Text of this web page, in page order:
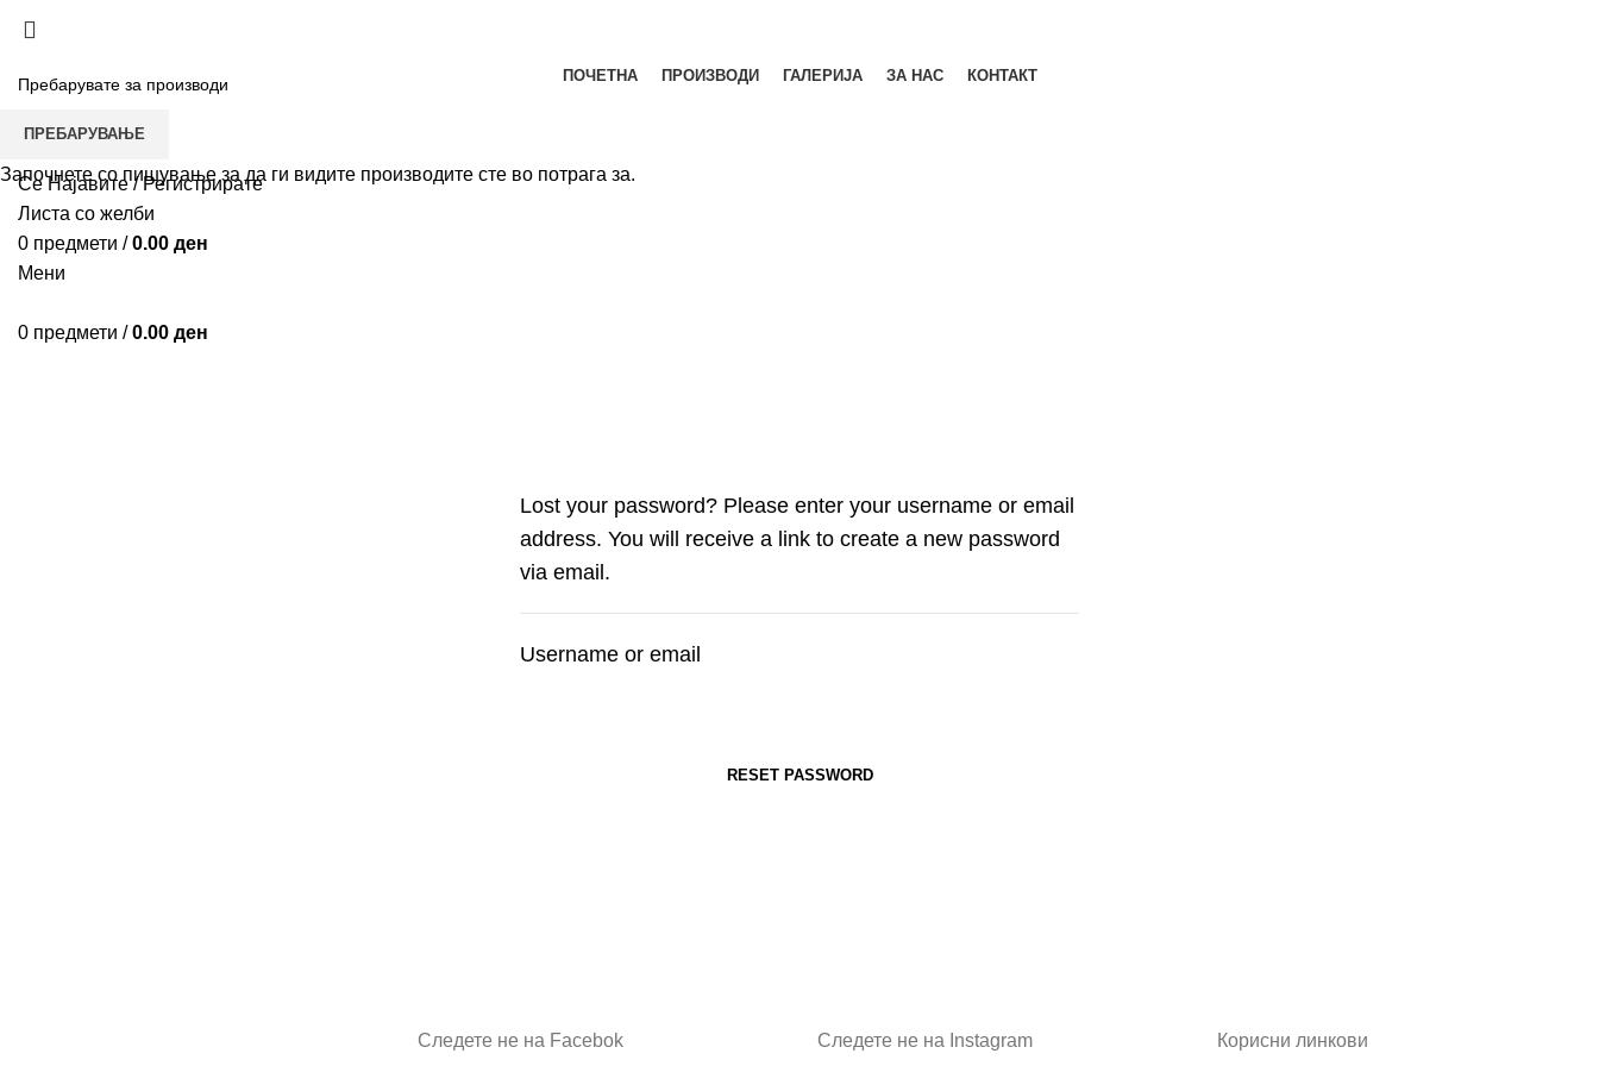
ПОЧЕТНА
ПРОИЗВОДИ ГАЛЕРИЈА ЗА НАС КОНТАКТ
КАТАЛОГ
Се Најавите / Регистрирате
Листа со желби
0 предмети / 0.00 ден
Мени
0 предмети / 0.00 ден
Lost your password? Please enter your username or email
address. You will receive a link to create a new password
via email.
Username or email
RESET PASSWORD
Следете не на Facebok Следете не на Instagram Корисни линкови
ПРЕБАРУВАЊЕ
Започнете со пишување за да ги видите производите сте во потрага за.